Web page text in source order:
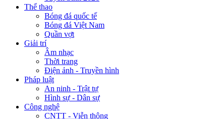
Thể thao
Bóng đá quốc tế
Bóng đá Việt Nam
Quần vợt
Giải trí
Âm nhạc
Thời trang
Điện ảnh - Truyền hình
Pháp luật
An ninh - Trật tự
Hình sự - Dân sự
Công nghệ
CNTT - Viễn thông